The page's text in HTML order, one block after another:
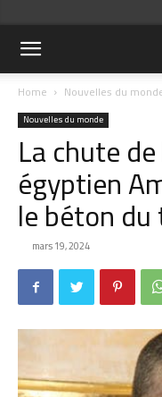
Home Nouvelles du
Nouvelles du monde
La chute
égyptien
le béton
mars 19, 2024